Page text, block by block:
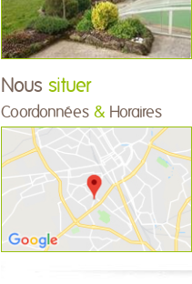
Nous situer
Coordonnées & Horaires